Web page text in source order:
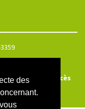
des
avec Lodel
Accès